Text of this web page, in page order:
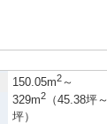
150.05m2～
329m2
（45.38坪
坪）